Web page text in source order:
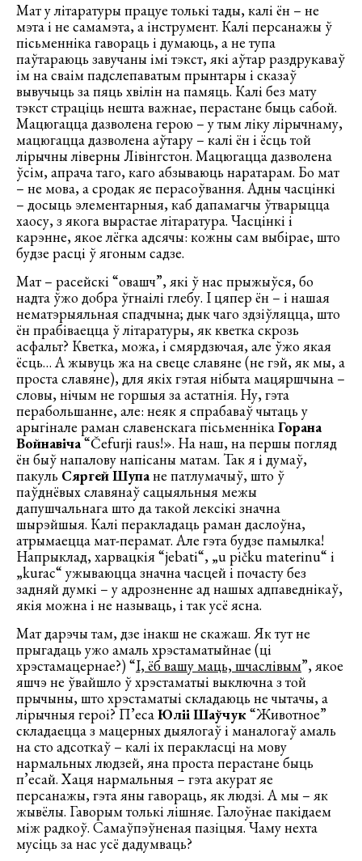
Мат у літаратуры працуе толькі тады, калі ён – не
мэта і не самамэта, а інструмент. Калі персанажы ў
пісьменніка гавораць і думаюць, а не тупа
паўтараюць завучаны імі тэкст, які аўтар раздрукаваў
ім на сваім падслепаватым прынтары і сказаў
вывучыць за пяць хвілін на памяць. Калі без мату
тэкст страціць нешта важнае, перастане быць сабой.
Мацюгацца дазволена герою – у тым ліку лірычнаму,
мацюгацца дазволена аўтару – калі ён і ёсць той
лірычны ліверны Лівінгстон. Мацюгацца дазволена
ўсім, апрача таго, каго абзываюць наратарам. Бо мат
– не мова, а сродак яе перасоўвання. Адны часцінкі
– досыць элементарныя, каб дапамагчы ўтварыцца
хаосу, з якога вырастае літаратура. Часцінкі і
карэнне, якое лёгка адсячы: кожны сам выбірае, што
будзе расці ў ягоным садзе.
Мат – расейскі “овашч”, які ў нас прыжыўся, бо
надта ўжо добра ўгнаілі глебу. І цяпер ён – і нашая
нематэрыяльная спадчына; дык чаго здзіўляцца, што
ён прабіваецца ў літаратуры, як кветка скрозь
асфальт? Кветка, можа, і смярдзючая, але ўжо якая
ёсць… А жывуць жа на свеце славяне (не гэй, як мы, а
проста славяне), для якіх гэтая нібыта мацяршчына –
словы, нічым не горшыя за астатнія. Ну, гэта
перабольшанне, але: неяк я спрабаваў чытаць у
арыгінале раман славенскага пісьменнікаГорана
Войнавіча“Čefurji raus!». На наш, на першы погляд
ён быў напалову напісаны матам. Так я і думаў,
пакуль Сяргей Шупане патлумачыў, што ў
паўднёвых славянаў сацыяльныя межы
дапушчальнага што да такой лексікі значна
шырэйшыя. Калі перакладаць раман даслоўна,
атрымаецца мат-перамат. Але гэта будзе памылка!
Напрыклад, харвацкія “jebati“, „u pičku materinu“ i
„kurac“ ужываюцца значна часцей і почасту без
задняй думкі – у адрозненне ад нашых адпаведнікаў,
якія можна і не называць, і так усё ясна.
Мат дарэчы там, дзе інакш не скажаш. Як тут не
прыгадаць ужо амаль хрэстаматыйнае (ці
хрэстамацернае?) “І, ёб вашу маць, шчаслівым”, якое
яшчэ не ўвайшло ў хрэстаматыі выключна з той
прычыны, што хрэстаматыі складаюць не чытачы, а
лірычныя героі? П’есаЮліі Шаўчук“Животное”
складаецца з мацерных дыялогаў і маналогаў амаль
на сто адсоткаў – калі іх перакласці на мову
нармальных людзей, яна проста перастане быць
п’есай. Хаця нармальныя – гэта акурат яе
персанажы, гэта яны гавораць, як людзі. А мы – як
жывёлы. Гаворым толькі лішняе. Галоўнае пакідаем
між радкоў. Самаўпэўненая пазіцыя. Чаму нехта
мусіць за нас усё дадумваць?